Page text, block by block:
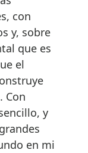
con
y, sobre
que es
el
Con
y
en mi